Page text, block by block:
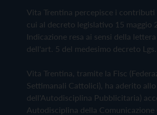
Vita Trentina percepisce i
cui al decreto legislativo 15 maggio
Indicazione resa ai sensi della
dell'art. 5 del medesimo decreto Lgs.
Vita Trentina, tramite la Fisc
Settimanali Cattolici), ha aderito
dell'Autodisciplina Pubblicitaria)
Autodisciplina della Comunicazione